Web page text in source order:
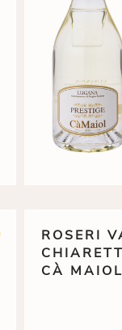
ROSERI
CÀ MAIOL